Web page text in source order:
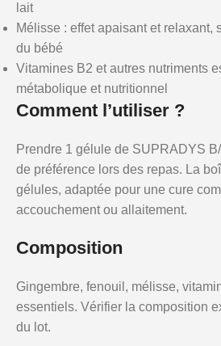
lait
Mélisse : effet apaisant et relaxant,
du bébé
Vitamines B2 et autres nutriments
métabolique et nutritionnel
Comment l’utiliser ?
Prendre 1 gélule de SUPRADYS
de préférence lors des repas. La
gélules, adaptée pour une cure
accouchement ou allaitement.
Composition
Gingembre, fenouil, mélisse,
essentiels. Vérifier la composition
du lot.